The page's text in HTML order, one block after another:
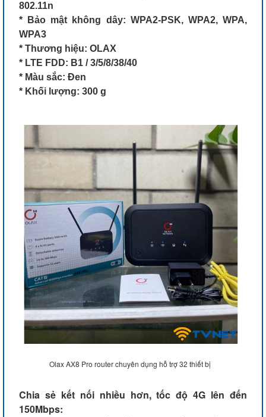
802.11n
* Bảo mật không dây: WPA2-PSK, WPA2, WPA,
WPA3
* Thương hiệu: OLAX
* LTE FDD: B1 / 3/5/8/38/40
* Màu sắc: Đen
* Khối lượng: 300 g
Olax AX8 Pro router chuyên dụng hỗ trợ 32 thiết bị
Chia sẻ kết nối nhiều hơn, tốc độ 4G lên đến
150Mbps: